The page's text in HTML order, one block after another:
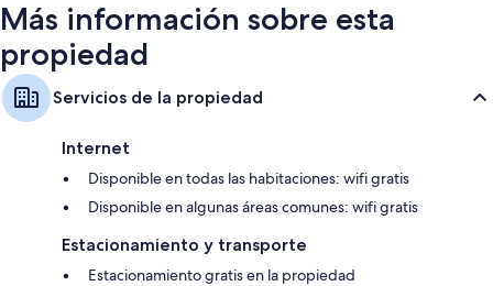
Más información sobre esta
propiedad
Servicios de la propiedad
Internet
Disponible en todas las habitaciones: wifi gratis
Disponible en algunas áreas comunes: wifi gratis
Estacionamiento y transporte
Estacionamiento gratis en la propiedad